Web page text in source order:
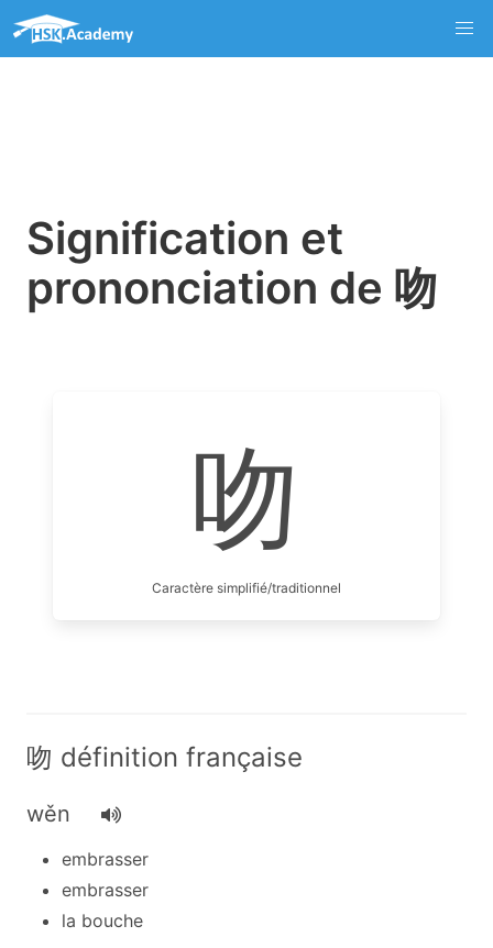
Signification et
prononciation de 吻
吻
Caractère simplifié/traditionnel
吻 définition française
wěn
embrasser
embrasser
la bouche